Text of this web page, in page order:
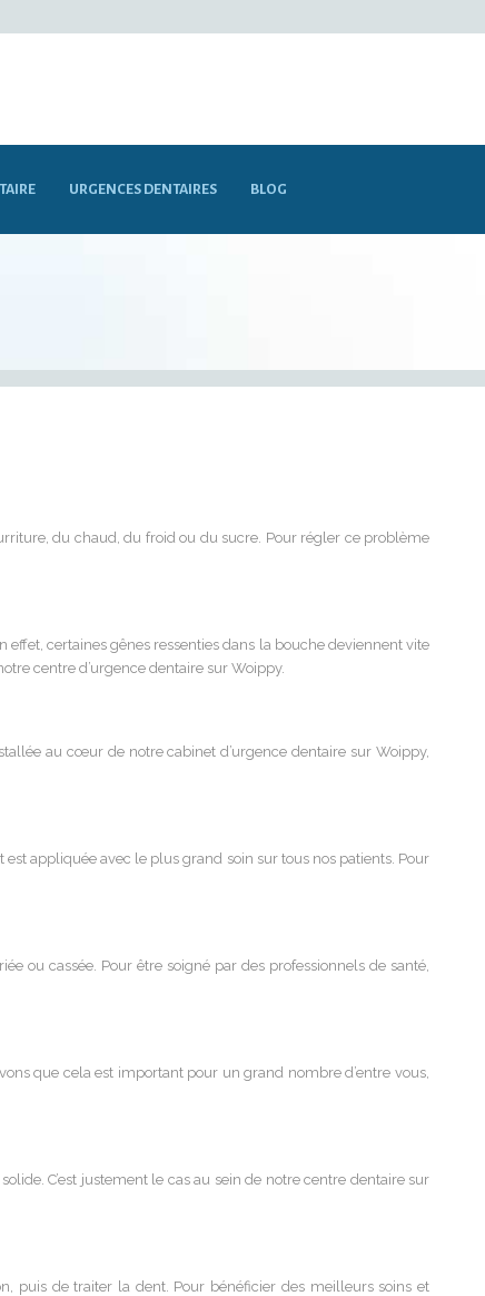
URGENCES DENTAIRES BLOG
du chaud, du froid ou du sucre. Pour régler ce problème
certaines gênes ressenties dans la bouche deviennent vite
centre d’urgence dentaire sur Woippy.
au cœur de notre cabinet d’urgence dentaire sur Woippy,
appliquée avec le plus grand soin sur tous nos patients. Pour
ou cassée. Pour être soigné par des professionnels de santé,
que cela est important pour un grand nombre d’entre vous,
C’est justement le cas au sein de notre centre dentaire sur
puis de traiter la dent. Pour bénéficier des meilleurs soins et